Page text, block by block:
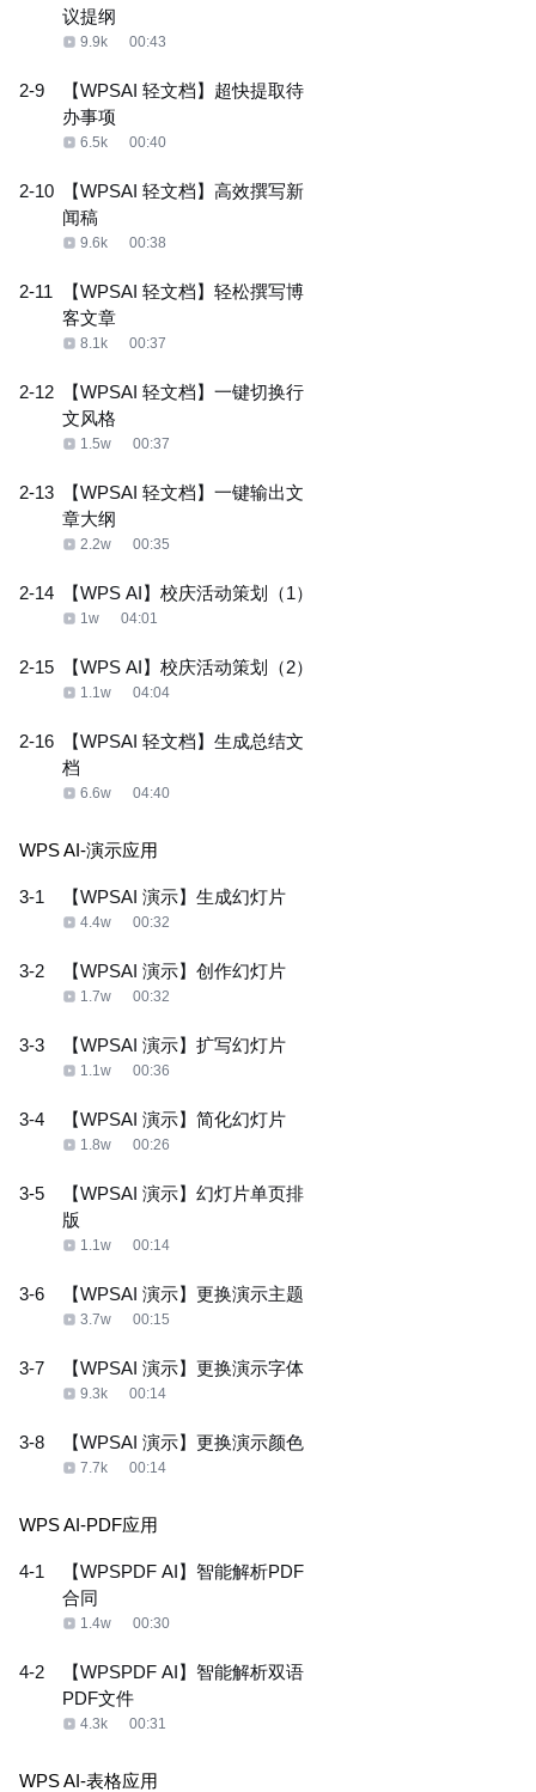
议提纲
9.9k 00:43
2-9
【WPSAI 轻文档】超快提取待
办事项
6.5k 00:40
2-10
【WPSAI 轻文档】高效撰写新
闻稿
9.6k 00:38
2-11
【WPSAI 轻文档】轻松撰写博
客文章
8.1k 00:37
2-12
【WPSAI 轻文档】一键切换行
文风格
1.5w 00:37
2-13
【WPSAI 轻文档】一键输出文
章大纲
2.2w 00:35
2-14 【WPS AI】校庆活动策划（1）
1w 04:01
2-15 【WPS AI】校庆活动策划（2）
1.1w 04:04
2-16
【WPSAI 轻文档】生成总结文
档
6.6w 04:40
WPS AI-演示应用
3-1 【WPSAI 演示】生成幻灯片
4.4w 00:32
3-2 【WPSAI 演示】创作幻灯片
1.7w 00:32
3-3 【WPSAI 演示】扩写幻灯片
1.1w 00:36
3-4 【WPSAI 演示】简化幻灯片
1.8w 00:26
3-5
【WPSAI 演示】幻灯片单页排
版
1.1w 00:14
3-6 【WPSAI 演示】更换演示主题
3.7w 00:15
3-7 【WPSAI 演示】更换演示字体
9.3k 00:14
3-8 【WPSAI 演示】更换演示颜色
7.7k 00:14
WPS AI-PDF应用
4-1
【WPSPDF AI】智能解析PDF
合同
1.4w 00:30
4-2
【WPSPDF AI】智能解析双语
PDF文件
4.3k 00:31
WPS AI-表格应用